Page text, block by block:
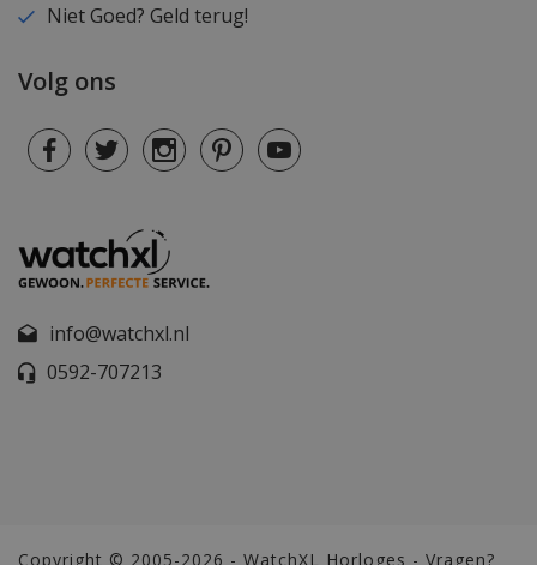
Niet Goed? Geld terug!
Volg ons
info@watchxl.nl
0592-707213
Copyright © 2005-2026 - WatchXL Horloges - Vragen?